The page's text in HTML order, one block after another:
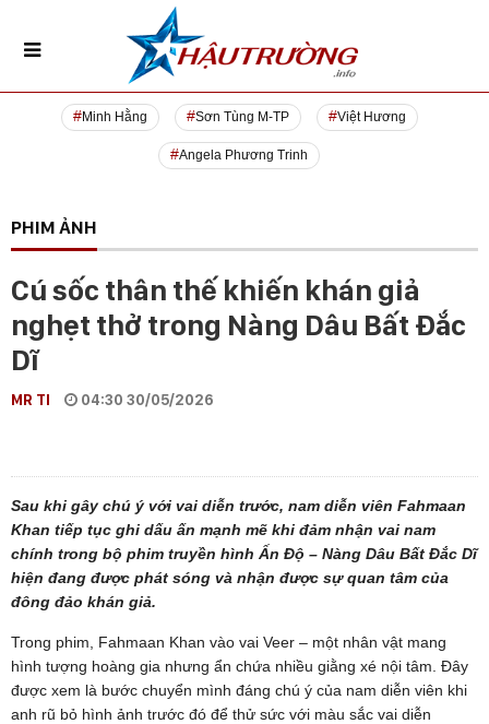
Minh Hằng Sơn Tùng M-TP Việt Hương
Angela Phương Trinh
PHIM ẢNH
Cú sốc thân thế khiến khán giả
nghẹt thở trong Nàng Dâu Bất Đắc
Dĩ
MR TI 04:30 30/05/2026
Sau khi gây chú ý với vai diễn trước, nam diễn viên Fahmaan
Khan tiếp tục ghi dấu ấn mạnh mẽ khi đảm nhận vai nam
chính trong bộ phim truyền hình Ấn Độ – Nàng Dâu Bất Đắc Dĩ
hiện đang được phát sóng và nhận được sự quan tâm của
đông đảo khán giả.
Trong phim, Fahmaan Khan vào vai Veer – một nhân vật mang
hình tượng hoàng gia nhưng ẩn chứa nhiều giằng xé nội tâm. Đây
được xem là bước chuyển mình đáng chú ý của nam diễn viên khi
anh rũ bỏ hình ảnh trước đó để thử sức với màu sắc vai diễn